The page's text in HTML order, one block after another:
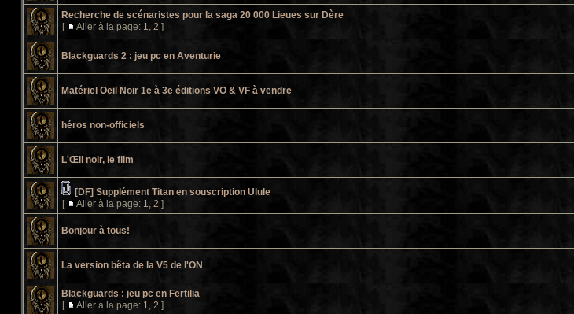
Recherche de scénaristes pour la saga 20 000 Lieues sur Dère
[
Aller à la page: 1, 2 ]
Blackguards 2 : jeu pc en Aventurie
Matériel Oeil Noir 1e à 3e éditions VO & VF à vendre
héros non-officiels
L'Œil noir, le film
[DF] Supplément Titan en souscription Ulule
[
Aller à la page: 1, 2 ]
Bonjour à tous!
La version bêta de la V5 de l'ON
Blackguards : jeu pc en Fertilia
[
Aller à la page: 1, 2 ]